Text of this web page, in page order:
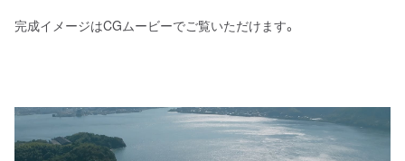
完成イメージはCGムービーでご覧いただけます。